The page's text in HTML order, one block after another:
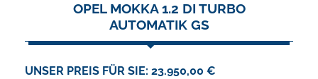
OPEL MOKKA 1.2 DI TURBO
AUTOMATIK GS
UNSER PREIS FÜR SIE: 23.950,00 €